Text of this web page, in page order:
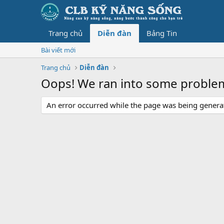
Trang chủ Diễn đàn Bảng Tin
Bài viết mới
Trang chủ
Diễn đàn
Oops! We ran into some
An error occurred while the page was being